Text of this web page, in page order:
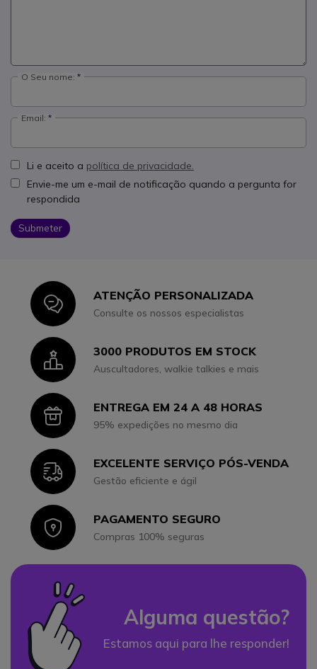
O Seu nome:
Email:
Li e aceito a política de privacidade.
Envie-me um e-mail de notificação quando a pergunta for
respondida
Submeter
IconATENÇÃO PERSONALIZADA
Consulte os nossos especialistas
Icon3000 PRODUTOS EM STOCK
Auscultadores, walkie talkies e mais
IconENTREGA EM 24 A 48 HORAS
95% expedições no mesmo dia
IconEXCELENTE SERVIÇO PÓS-VENDA
Gestão eficiente e ágil
IconPAGAMENTO SEGURO
Compras 100% seguras
Alguma questão?
Estamos aqui para lhe responder!